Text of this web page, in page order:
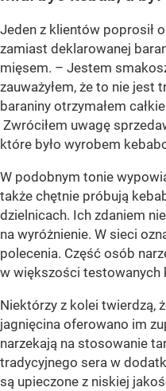
Jeden z klientów poprosił
zamiast deklarowanej
mięsem. – Jestem
zauważyłem, że to nie jest
baraniny otrzymałem
Zwróciłem uwagę
które było wyrobem
W podobnym tonie
także chętnie próbują
dzielnicach. Ich zdaniem
na wyróżnienie. W sieci
polecenia. Część osób
w większości testowanych
Niektórzy z kolei twierdzą,
jagnięcina oferowano im
narzekają na stosowanie
tradycyjnego sera w
są upieczone z niskiej